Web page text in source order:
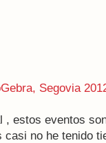
Segovia
, estos eventos
casi no he tenido